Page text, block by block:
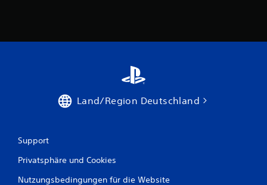
Land/Region Deutschland
Support
Privatsphäre und Cookies
Nutzungsbedingungen für die Website